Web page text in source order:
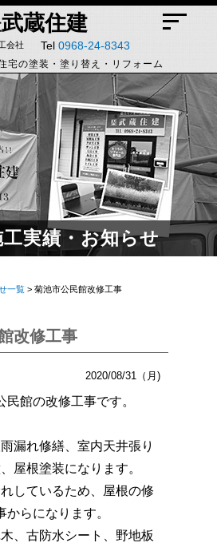
会社
武蔵住建
宅の塗装・塗り替え・リフォーム
Tel 0968-24-8343
工実績・お知らせ
一覧> 菊池市公民館改修工事
改修工事
2020/08/31（月)
民館の改修工事です。
漏れ修繕、室内天井張り
屋根塗装になります。
しているため、屋根の修
からになります。
、古防水シート、野地板